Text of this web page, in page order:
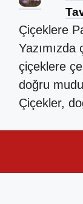
Çiçeklere
çiçeklere
doğru
Çiçekler,